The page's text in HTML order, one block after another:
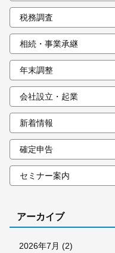
税務調査
相続・事業承継
年末調整
会社設立・起業
新着情報
確定申告
セミナー案内
アーカイブ
2026年7月 (2)